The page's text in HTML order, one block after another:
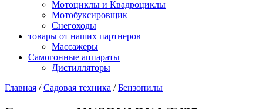
Мотоциклы и Квадроциклы
Мотобуксировщик
Снегоходы
товары от наших партнеров
Массажеры
Самогонные аппараты
Дистилляторы
Главная /Садовая техника /Бензопилы